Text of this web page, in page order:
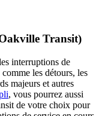
Transit)
interruptions de
les détours, les
majeurs et autres
, vous pourrez aussi
de votre choix pour